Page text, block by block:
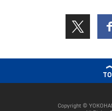
Copyright ©